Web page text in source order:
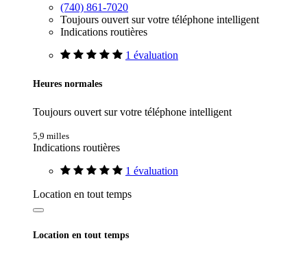
(740) 861-7020
Toujours ouvert sur votre téléphone intelligent
Indications routières
1 évaluation
Heures normales
Toujours ouvert sur votre téléphone intelligent
5,9 milles
Indications routières
1 évaluation
Location en tout temps
Location en tout temps